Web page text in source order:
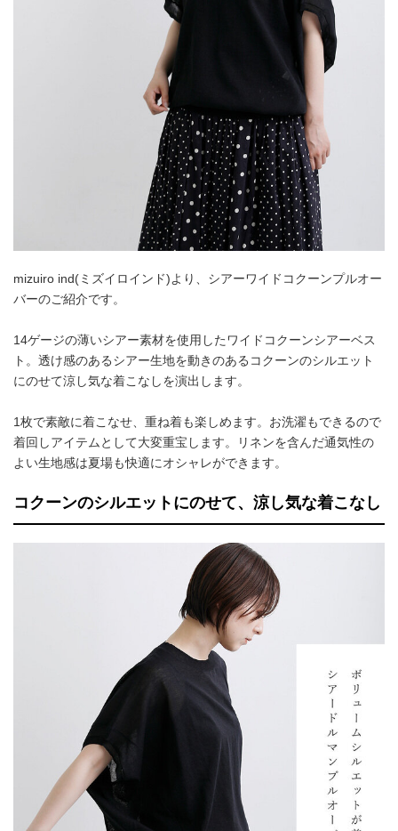
mizuiro ind(ミズイロインド)より、シアーワイドコクーンプルオー
バーのご紹介です。
14ゲージの薄いシアー素材を使用したワイドコクーンシアーベス
ト。透け感のあるシアー生地を動きのあるコクーンのシルエット
にのせて涼し気な着こなしを演出します。
1枚で素敵に着こなせ、重ね着も楽しめます。お洗濯もできるので
着回しアイテムとして大変重宝します。リネンを含んだ通気性の
よい生地感は夏場も快適にオシャレができます。
コクーンのシルエットにのせて、涼し気な着こなし